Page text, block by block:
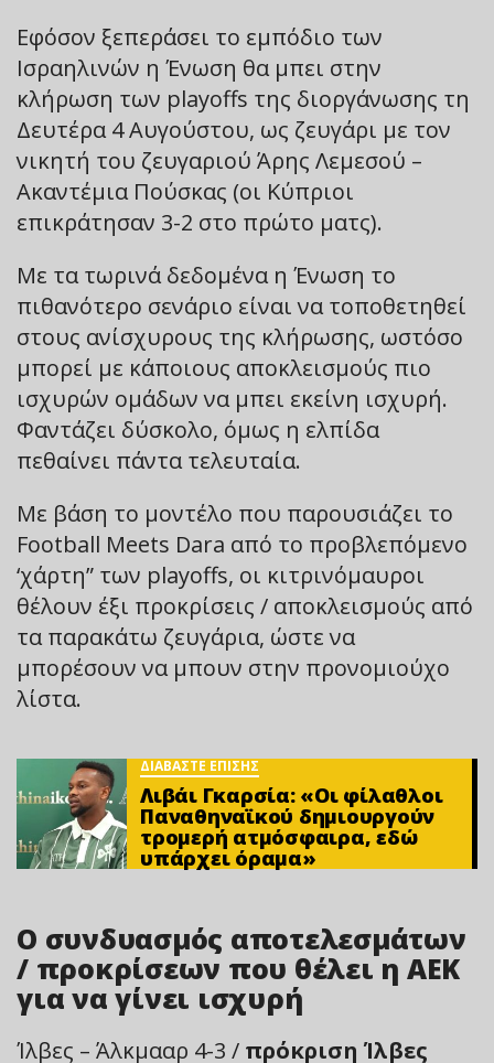
Εφόσον ξεπεράσει το εμπόδιο των
Ισραηλινών η Ένωση θα μπει στην
κλήρωση των playoffs της διοργάνωσης τη
Δευτέρα 4 Αυγούστου, ως ζευγάρι με τον
νικητή του ζευγαριού Άρης Λεμεσού –
Ακαντέμια Πούσκας (οι Κύπριοι
επικράτησαν 3-2 στο πρώτο ματς).
Με τα τωρινά δεδομένα η Ένωση το
πιθανότερο σενάριο είναι να τοποθετηθεί
στους ανίσχυρους της κλήρωσης, ωστόσο
μπορεί με κάποιους αποκλεισμούς πιο
ισχυρών ομάδων να μπει εκείνη ισχυρή.
Φαντάζει δύσκολο, όμως η ελπίδα
πεθαίνει πάντα τελευταία.
Με βάση το μοντέλο που παρουσιάζει το
Football Meets Dara από το προβλεπόμενο
‘χάρτη” των playoffs, οι κιτρινόμαυροι
θέλουν έξι προκρίσεις / αποκλεισμούς από
τα παρακάτω ζευγάρια, ώστε να
μπορέσουν να μπουν στην προνομιούχο
λίστα.
ΔΙΑΒΑΣΤΕ ΕΠΙΣΗΣ
Λιβάι Γκαρσία: «Οι φίλαθλοι
Παναθηναϊκού δημιουργούν
τρομερή ατμόσφαιρα, εδώ
υπάρχει όραμα»
Ο συνδυασμός αποτελεσμάτων
/ προκρίσεων που θέλει η ΑΕΚ
για να γίνει ισχυρή
Ίλβες – Άλκμααρ 4-3 / πρόκριση Ίλβες